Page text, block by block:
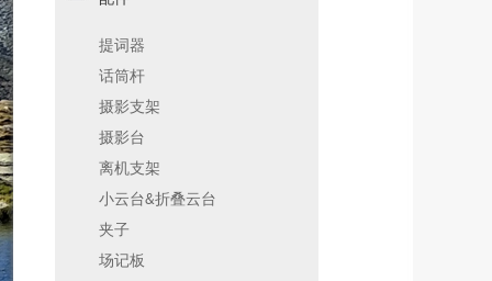
提词器
话筒杆
摄影支架
摄影台
离机支架
小云台&折叠云台
夹子
场记板